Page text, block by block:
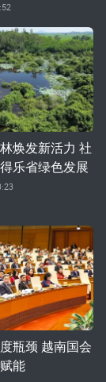
焕发新活力 社
乐省绿色发展
瓶颈 越南国会
能